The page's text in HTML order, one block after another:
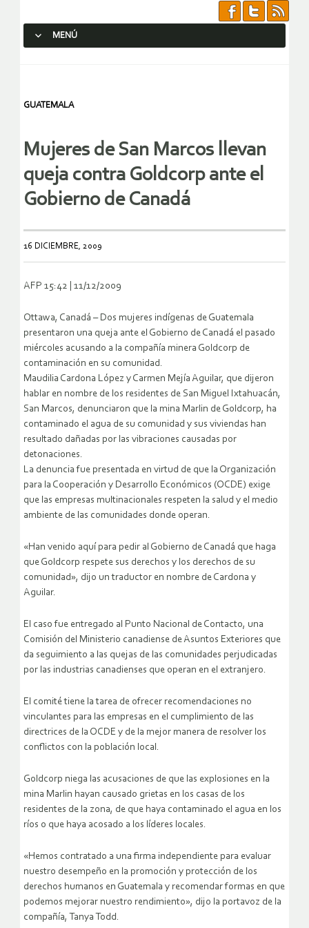
MENÚ
GUATEMALA
Mujeres de San Marcos llevan
queja contra Goldcorp ante el
Gobierno de Canadá
16 DICIEMBRE, 2009
AFP 15:42 | 11/12/2009
Ottawa, Canadá – Dos mujeres indígenas de Guatemala
presentaron una queja ante el Gobierno de Canadá el pasado
miércoles acusando a la compañía minera Goldcorp de
contaminación en su comunidad.
Maudilia Cardona López y Carmen Mejía Aguilar, que dijeron
hablar en nombre de los residentes de San Miguel Ixtahuacán,
San Marcos, denunciaron que la mina Marlin de Goldcorp, ha
contaminado el agua de su comunidad y sus viviendas han
resultado dañadas por las vibraciones causadas por
detonaciones.
La denuncia fue presentada en virtud de que la Organización
para la Cooperación y Desarrollo Económicos (OCDE) exige
que las empresas multinacionales respeten la salud y el medio
ambiente de las comunidades donde operan.
«Han venido aquí para pedir al Gobierno de Canadá que haga
que Goldcorp respete sus derechos y los derechos de su
comunidad», dijo un traductor en nombre de Cardona y
Aguilar.
El caso fue entregado al Punto Nacional de Contacto, una
Comisión del Ministerio canadiense de Asuntos Exteriores que
da seguimiento a las quejas de las comunidades perjudicadas
por las industrias canadienses que operan en el extranjero.
El comité tiene la tarea de ofrecer recomendaciones no
vinculantes para las empresas en el cumplimiento de las
directrices de la OCDE y de la mejor manera de resolver los
conflictos con la población local.
Goldcorp niega las acusaciones de que las explosiones en la
mina Marlin hayan causado grietas en los casas de los
residentes de la zona, de que haya contaminado el agua en los
ríos o que haya acosado a los líderes locales.
«Hemos contratado a una firma independiente para evaluar
nuestro desempeño en la promoción y protección de los
derechos humanos en Guatemala y recomendar formas en que
podemos mejorar nuestro rendimiento», dijo la portavoz de la
compañía, Tanya Todd.